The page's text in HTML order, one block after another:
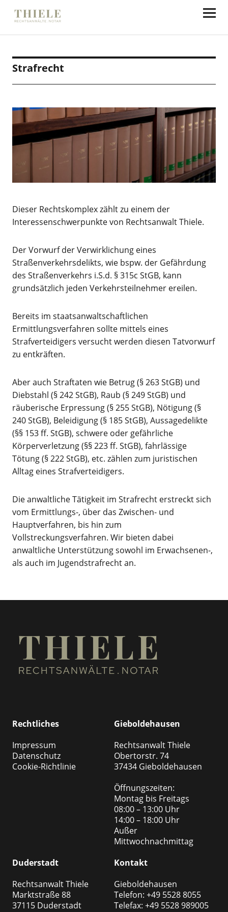
Thiele Rechtsanwälte
Strafrecht
Dieser Rechtskomplex zählt zu einem der
Interessenschwerpunkte von Rechtsanwalt Thiele.
Der Vorwurf der Verwirklichung eines
Straßenverkehrsdelikts, wie bspw. der Gefährdung
des Straßenverkehrs i.S.d. § 315c StGB, kann
grundsätzlich jeden Verkehrsteilnehmer ereilen.
Bereits im staatsanwaltschaftlichen
Ermittlungsverfahren sollte mittels eines
Strafverteidigers versucht werden diesen Tatvorwurf
zu entkräften.
Aber auch Straftaten wie Betrug (§ 263 StGB) und
Diebstahl (§ 242 StGB), Raub (§ 249 StGB) und
räuberische Erpressung (§ 255 StGB), Nötigung (§
240 StGB), Beleidigung (§ 185 StGB), Aussagedelikte
(§§ 153 ff. StGB), schwere oder gefährliche
Körperverletzung (§§ 223 ff. StGB), fahrlässige
Tötung (§ 222 StGB), etc. zählen zum juristischen
Alltag eines Strafverteidigers.
Die anwaltliche Tätigkeit im Strafrecht erstreckt sich
vom Ermittlungs-, über das Zwischen- und
Hauptverfahren, bis hin zum
Vollstreckungsverfahren. Wir bieten dabei
anwaltliche Unterstützung sowohl im Erwachsenen-,
als auch im Jugendstrafrecht an.
Rechtliches
Impressum
Datenschutz
Cookie-Richtlinie
Gieboldehausen
Rechtsanwalt Thiele
Obertorstr. 74
37434 Gieboldehausen
Öffnungszeiten:
Montag bis Freitags
08:00 – 13:00 Uhr
14:00 – 18:00 Uhr
Außer
Mittwochnachmittag
Duderstadt
Rechtsanwalt Thiele
Marktstraße 88
37115 Duderstadt
Kontakt
Gieboldehausen
Telefon: +49 5528 8055
Telefax: +49 5528 989005